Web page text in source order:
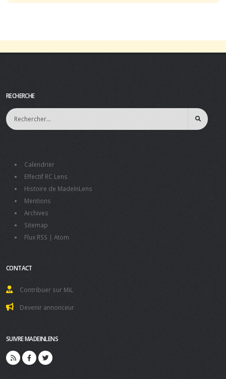
RECHERCHE
Calendrier
Effectif RC Lens
Histoire de MadeInLens
Mentions
Archives
Sitemap
Flux RSS | Atom
CONTACT
Contribuer sur MiL
Devenir annonceur
SUIVRE MADEINLENS